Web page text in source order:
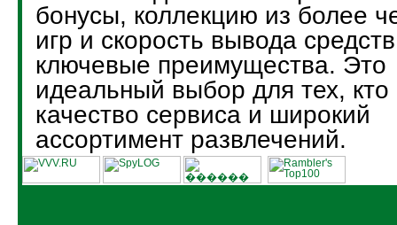
бонусы, коллекцию из более
игр и скорость вывода
ключевые преимущества. Это
идеальный выбор для тех, кто
качество сервиса и широкий
ассортимент развлечений.